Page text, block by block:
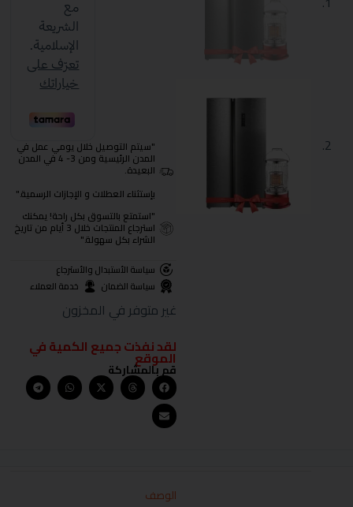
"سيتم التوصيل خلال يومي عمل في
المدن الرئيسية ومن 3- 4 في المدن
البعيدة.
بإستثناء العطلات و الإجازات الرسمية."
"استمتع بالتسوق بكل راحة! يمكنك
استرجاع المنتجات خلال 3 أيام من تاريخ
الشراء بكل سهولة."
سياسة الأستبدال والأسترجاع
سياسة الضمان
خدمة العملاء
غير متوفر في المخزون
لقد نفذت جميع الكمية في
الموقع
قم بالمشاركة
الوصف